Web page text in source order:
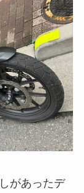
があったデ